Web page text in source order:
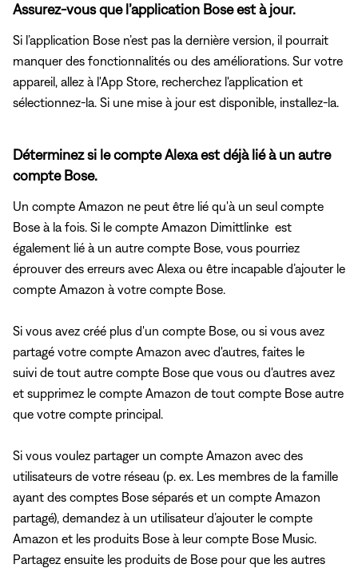
Assurez-vous que l’application Bose est à jour.
Si l’application Bose n’est pas la dernière version, il pourrait
manquer des fonctionnalités ou des améliorations. Sur votre
appareil, allez à l'App Store, recherchez l'application et
sélectionnez-la. Si une mise à jour est disponible, installez-la.
Déterminez si le compte Alexa est déjà lié à un autre
compte Bose.
Un compte Amazon ne peut être lié qu'à un seul compte
Bose à la fois. Si le compte Amazon Dimittlinke est
également lié à un autre compte Bose, vous pourriez
éprouver des erreurs avec Alexa ou être incapable d’ajouter le
compte Amazon à votre compte Bose.
Si vous avez créé plus d'un compte Bose, ou si vous avez
partagé votre compte Amazon avec d'autres, faites le
suivi de tout autre compte Bose que vous ou d'autres avez
et supprimez le compte Amazon de tout compte Bose autre
que votre compte principal.
Si vous voulez partager un compte Amazon avec des
utilisateurs de votre réseau (p. ex. Les membres de la famille
ayant des comptes Bose séparés et un compte Amazon
partagé), demandez à un utilisateur d’ajouter le compte
Amazon et les produits Bose à leur compte Bose Music.
Partagez ensuite les produits de Bose pour que les autres